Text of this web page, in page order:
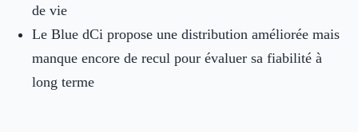
de vie
Le Blue dCi propose une distribution améliorée mais
manque encore de recul pour évaluer sa fiabilité à
long terme